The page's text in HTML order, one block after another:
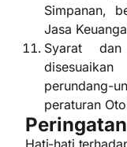
Simpanan,
Jasa
Syarat
peraturan
Peringatan
Hati-hati